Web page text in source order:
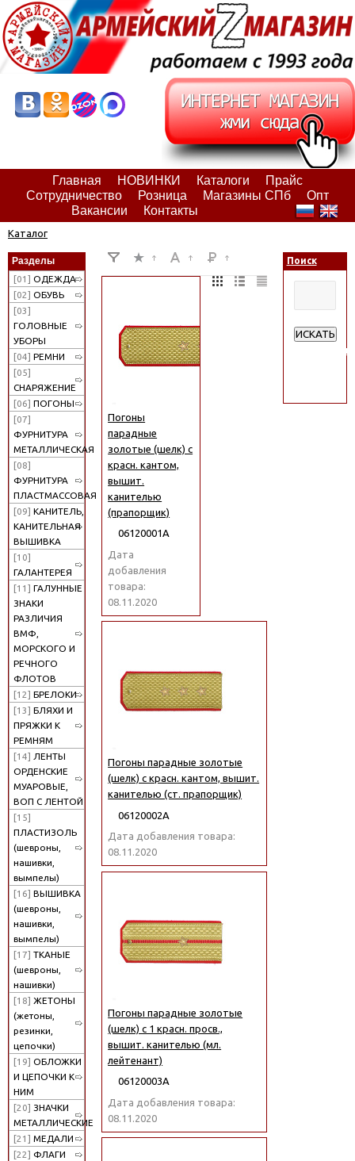
Главная НОВИНКИ Каталоги
Прайс
Сотрудничество
Розница Магазины СПб
Опт
Вакансии
Контакты
Каталог
Разделы
[01] ОДЕЖДА
[02] ОБУВЬ
[03]
ГОЛОВНЫЕ
УБОРЫ
[04] РЕМНИ
[05]
СНАРЯЖЕНИЕ
[06] ПОГОНЫ
[07]
ФУРНИТУРА
МЕТАЛЛИЧЕСКАЯ
[08]
ФУРНИТУРА
ПЛАСТМАССОВАЯ
[09] КАНИТЕЛЬ,
КАНИТЕЛЬНАЯ
ВЫШИВКА
[10]
ГАЛАНТЕРЕЯ
[11] ГАЛУННЫЕ
ЗНАКИ
РАЗЛИЧИЯ
ВМФ,
МОРСКОГО И
РЕЧНОГО
ФЛОТОВ
[12] БРЕЛОКИ
[13] БЛЯХИ И
ПРЯЖКИ К
РЕМНЯМ
[14] ЛЕНТЫ
ОРДЕНСКИЕ
МУАРОВЫЕ,
ВОП С ЛЕНТОЙ
[15]
ПЛАСТИЗОЛЬ
(шевроны,
нашивки,
вымпелы)
[16] ВЫШИВКА
(шевроны,
нашивки,
вымпелы)
[17] ТКАНЫЕ
(шевроны,
нашивки)
[18] ЖЕТОНЫ
(жетоны,
резинки,
цепочки)
[19] ОБЛОЖКИ
И ЦЕПОЧКИ К
НИМ
[20] ЗНАЧКИ
МЕТАЛЛИЧЕСКИЕ
[21] МЕДАЛИ
[22] ФЛАГИ
Погоны
парадные
золотые (шелк) с
красн. кантом,
вышит.
канителью
(прапорщик)
06120001А
Дата
добавления
товара:
08.11.2020
Погоны парадные золотые
(шелк) с красн. кантом, вышит.
канителью (ст. прапорщик)
06120002А
Дата добавления товара:
08.11.2020
Погоны парадные золотые
(шелк) с 1 красн. просв.,
вышит. канителью (мл.
лейтенант)
06120003А
Дата добавления товара:
08.11.2020
Поиск
ИСКАТЬ